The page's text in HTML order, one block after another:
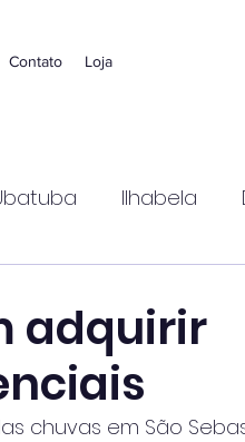
Contato Loja
Ilhabela
adquirir
chuvas em São